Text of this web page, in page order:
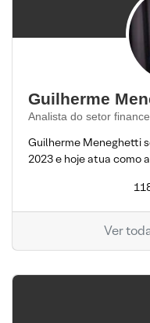
Guilherme
Analista do setor
Guilherme Meneghetti
2023 e hoje atua como
Ver